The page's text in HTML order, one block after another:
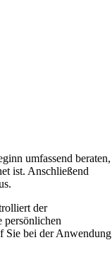
umfassend beraten,
ist. Anschließend
der
persönlichen
Sie bei der Anwendung